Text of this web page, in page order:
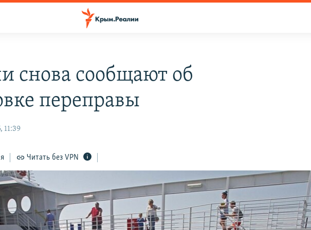
снова сообщают об
переправы
11:39
Читать без VPN